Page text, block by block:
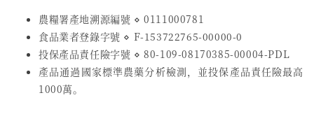
農糧署產地溯源編號 ⋄ 0111000781
食品業者登錄字號 ⋄ F-153722765-00000-0
投保產品責任險字號 ⋄80-109-08170385-00004-PDL
產品通過國家標準農藥分析檢測，並投保產品責任險最高
1000萬。